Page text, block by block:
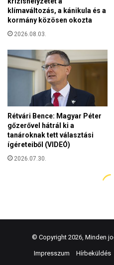
© Copyright 2026, Minden
Impresszum Hírbeküldés